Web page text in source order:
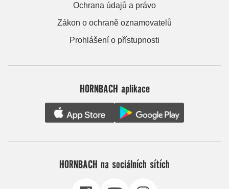
Ochrana údajů a právo
Zákon o ochraně oznamovatelů
Prohlášení o přístupnosti
HORNBACH aplikace
HORNBACH na sociálních sítích